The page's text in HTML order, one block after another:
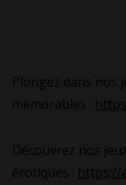
Plongez dans nos
mémorables :
Découvrez nos
érotiques : https://